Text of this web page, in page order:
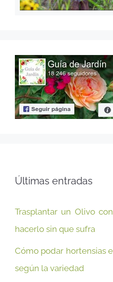
Últimas entradas
Trasplantar un Olivo
hacerlo sin que sufra
Cómo podar hortensias
según la variedad